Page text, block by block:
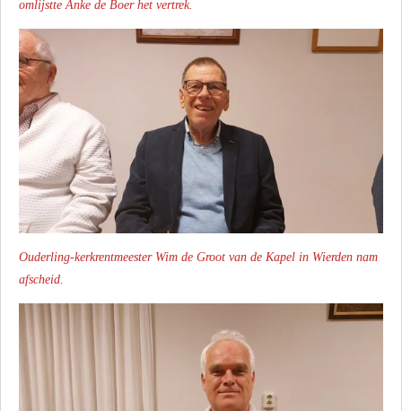
omlijstte Anke de Boer het vertrek.
Ouderling-kerkrentmeester Wim de Groot van de Kapel in Wierden nam
afscheid.